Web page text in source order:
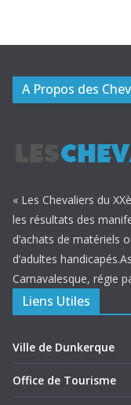
A Propos des
« Les Chevaliers du
les résultats des
d’achats de matériels
d’adultes
Carnavalesque, régie
Liens Utiles
Ville de Dunkerque
Office de Tourisme